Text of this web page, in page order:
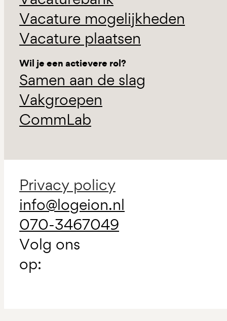
Vacature mogelijkheden
Vacature plaatsen
Wil je een actievere rol?
Samen aan de slag
Vakgroepen
CommLab
Privacy policy
info@logeion.nl
070-3467049
Volg ons
op: